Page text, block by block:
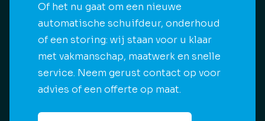
Of het nu gaat om een nieuwe
automatische schuifdeur, onderhoud
of een storing: wij staan voor u klaar
met vakmanschap, maatwerk en snelle
service. Neem gerust contact op voor
advies of een offerte op maat.